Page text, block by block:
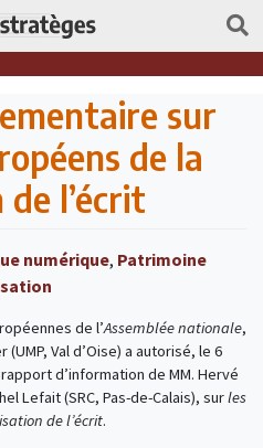
sur
de la
l’écrit
numérique, Patrimoine
de l’Assemblée nationale,
Val d’Oise) a autorisé, le 6
d’information de MM. Hervé
Lefait (SRC, Pas-de-Calais), surles
de l’écrit.